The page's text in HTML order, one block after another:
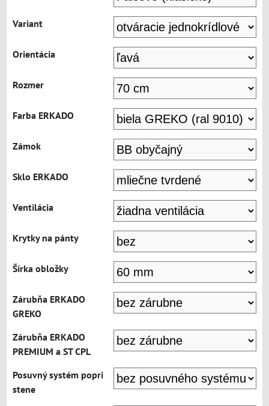
Variant
Orientácia
Rozmer
Farba ERKADO
Zámok
Sklo ERKADO
Ventilácia
Krytky na pánty
Šírka obložky
Zárubňa ERKADO
GREKO
Zárubňa ERKADO
PREMIUM a ST CPL
Posuvný systém popri
stene